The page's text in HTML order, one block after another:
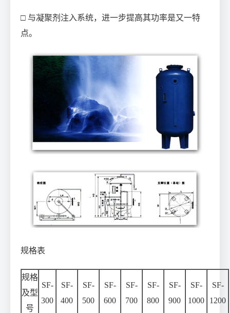
□ 与凝聚剂注入系统，进一步提高其功率是又一特
点。
规格表
规格
及型
号
SF-
300
SF-
400
SF-
500
SF-
600
SF-
700
SF-
800
SF-
900
SF-
1000
SF-
1200